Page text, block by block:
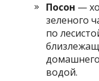
Посон —
зеленого
по
водой.